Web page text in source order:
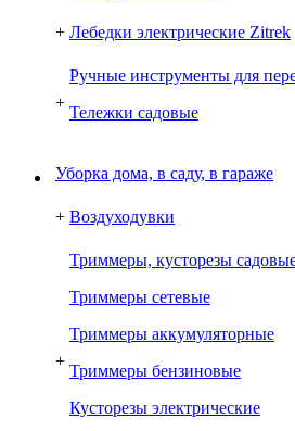
+ Лебедки электрические Zitrek
+
Ручные инструменты для
Тележки садовые
Уборка дома, в саду, в гараже
+ Воздуходувки
+
Триммеры, кусторезы
Триммеры сетевые
Триммеры аккумуляторные
Триммеры бензиновые
Кусторезы электрические